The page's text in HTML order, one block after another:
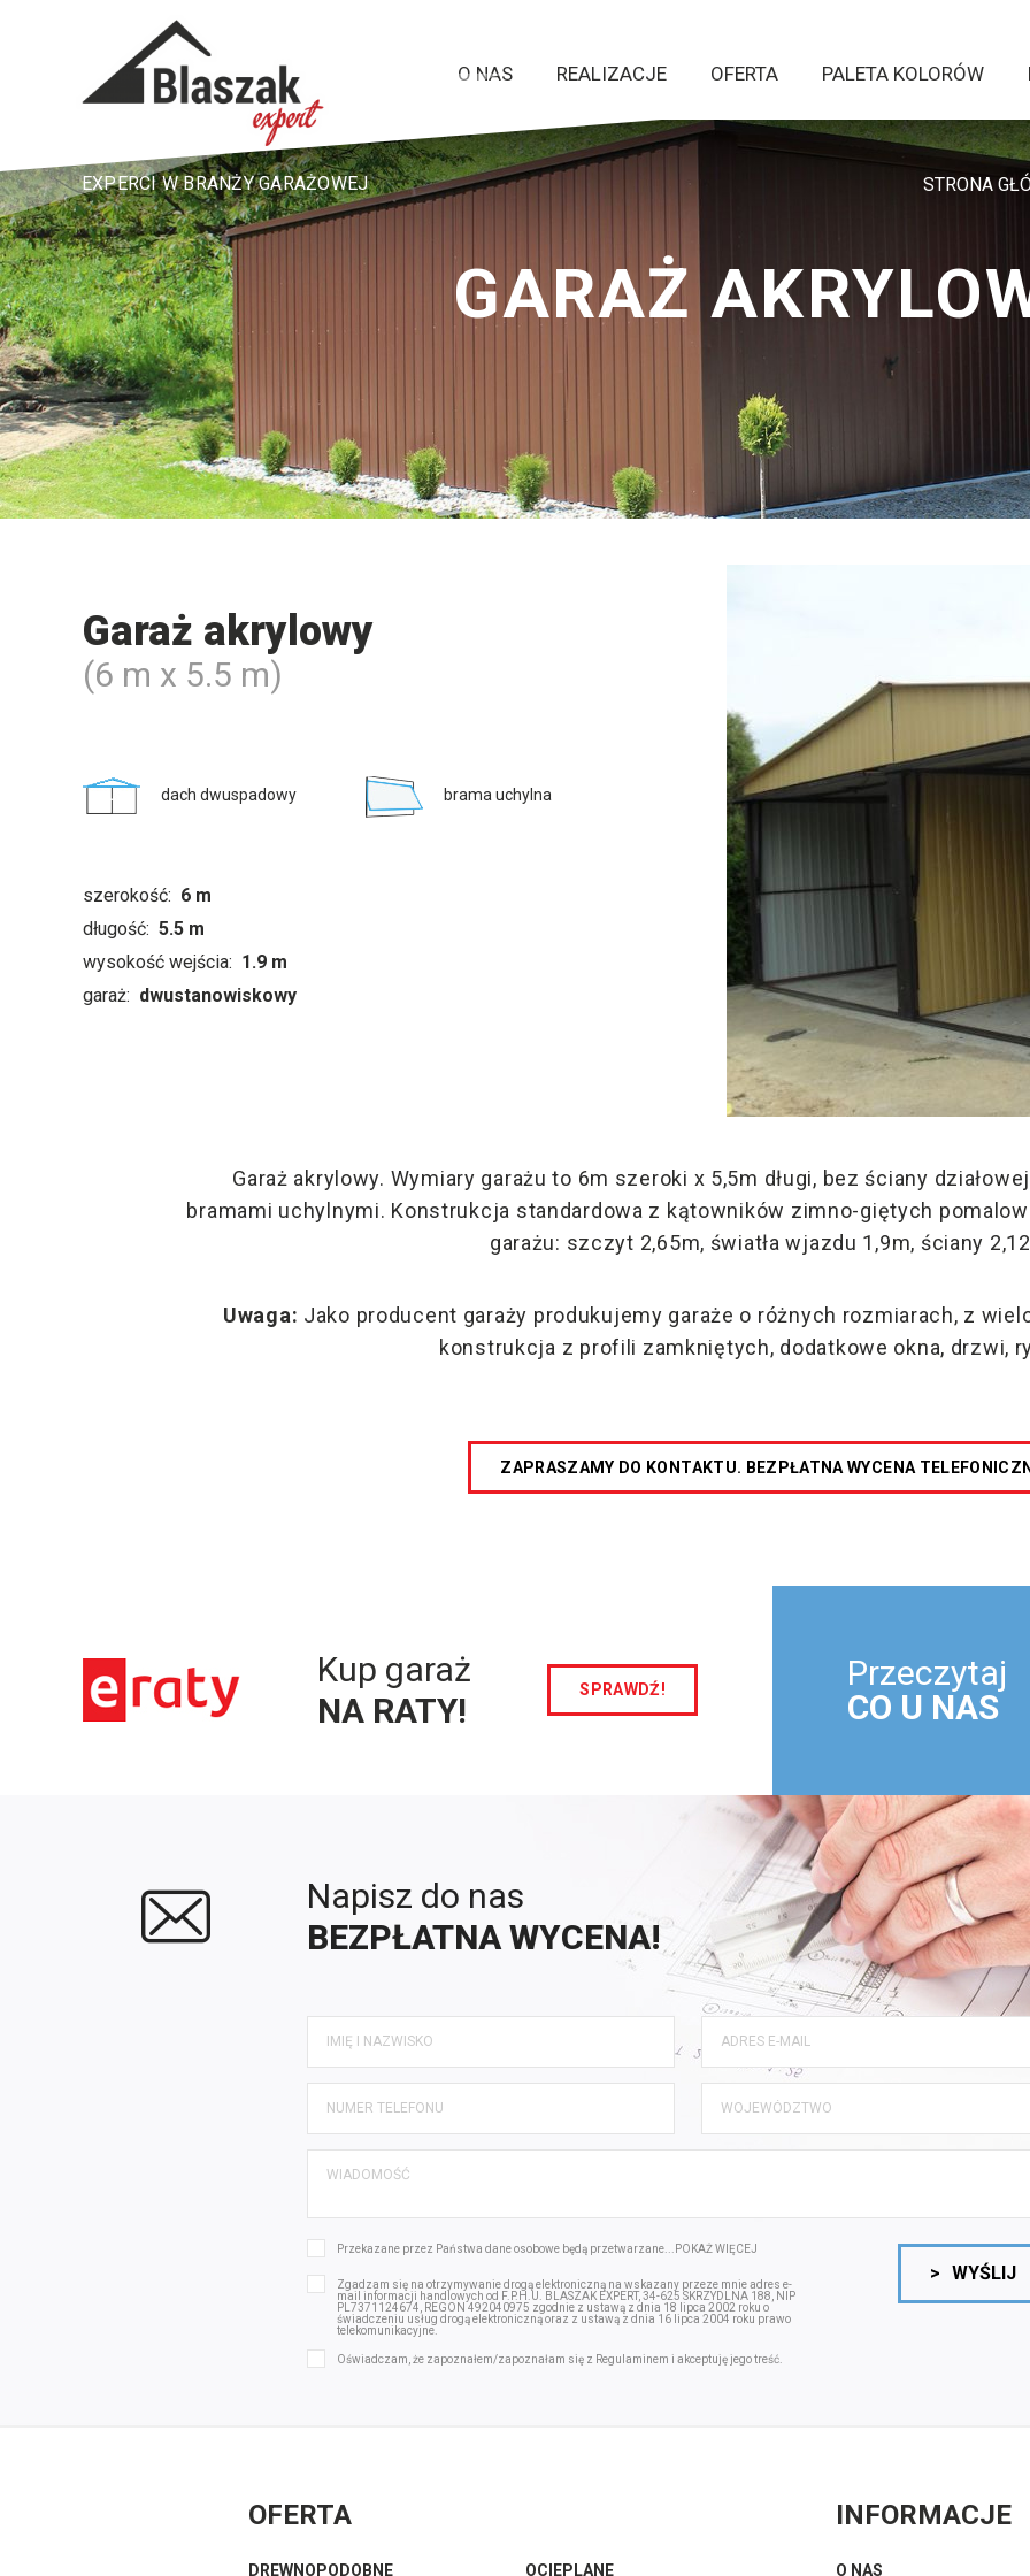
EXPERCI W BRANŻY GARAŻOWEJ
O NAS REALIZACJE OFERTA PALETA KOLORÓW
GARAŻ
STRONA
Garaż akrylowy
(6 m x 5.5 m)
dach dwuspadowy brama uchylna
szerokość: 6 m
długość: 5.5 m
wysokość wejścia: 1.9 m
garaż: dwustanowiskowy
Garaż akrylowy. Wymiary garażu to 6m szeroki x 5,5m długi, bez ściany
bramami uchylnymi. Konstrukcja standardowa z kątowników zimno-giętych
garażu: szczyt 2,65m, światła wjazdu 1,9m, ściany
Uwaga: Jako producent garaży produkujemy garaże o różnych rozmiarach, z
konstrukcja z profili zamkniętych, dodatkowe okna, drzwi,
ZAPRASZAMY DO KONTAKTU. BEZPŁATNA WYCENA
Kup garaż
NA RATY!
SPRAWDŹ!
Przeczytaj
CO U NAS
Napisz do nas
BEZPŁATNA WYCENA!
Przekazane przez Państwa dane osobowe będą przetwarzane... POKAŻ WIĘCEJ
Zgadzam się na otrzymywanie drogą elektroniczną na wskazany przeze mnie adres e-
mail informacji handlowych od F.P.H.U. BLASZAK EXPERT, 34-625 SKRZYDLNA 188, NIP
PL7371124674, REGON 492040975 zgodnie z ustawą z dnia 18 lipca 2002 roku o
świadczeniu usług drogą elektroniczną oraz z ustawą z dnia 16 lipca 2004 roku prawo
telekomunikacyjne.
Oświadczam, że zapoznałem/zapoznałam się z Regulaminem i akceptuję jego treść.
> WYŚLIJ
OFERTA
DREWNOPODOBNE OCIEPLANE
INFORMACJE
O NAS